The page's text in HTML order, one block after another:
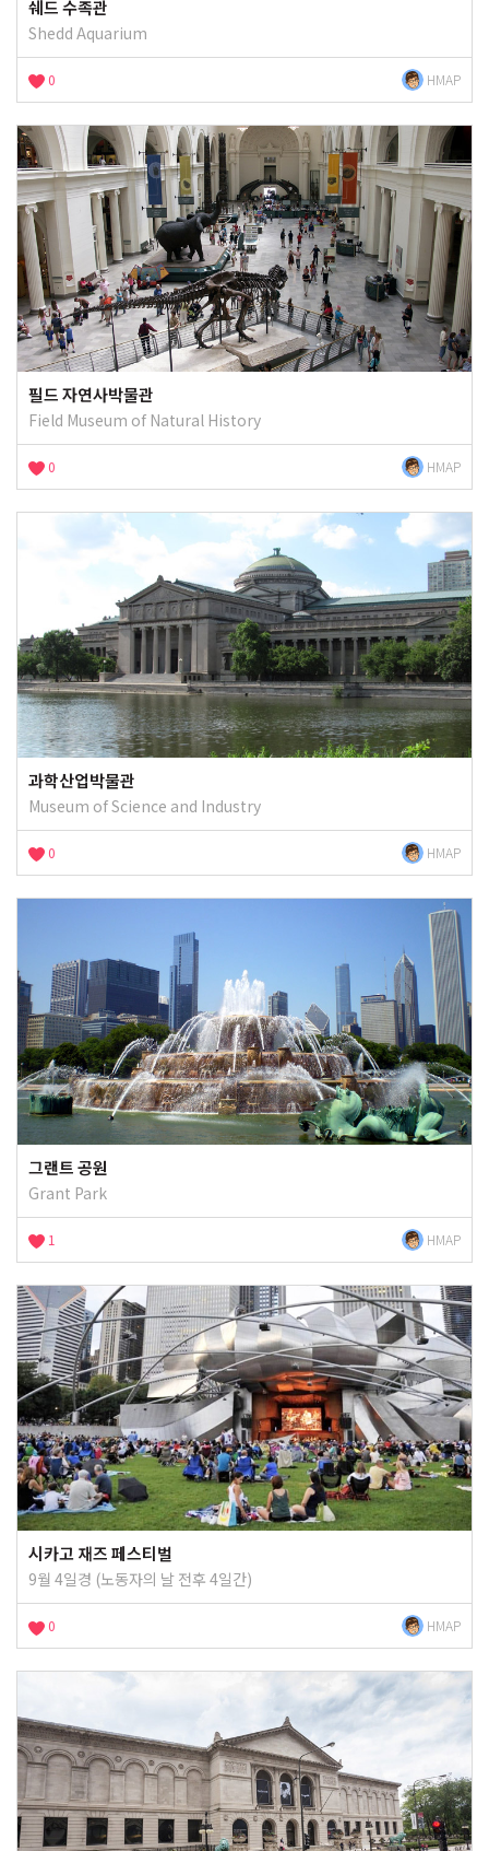
쉐드 수족관
Shedd Aquarium
0 HMAP
필드 자연사박물관
Field Museum of Natural History
0 HMAP
과학산업박물관
Museum of Science and Industry
0 HMAP
그랜트 공원
Grant Park
1 HMAP
시카고 재즈 페스티벌
9월 4일경 (노동자의 날 전후 4일간)
0 HMAP